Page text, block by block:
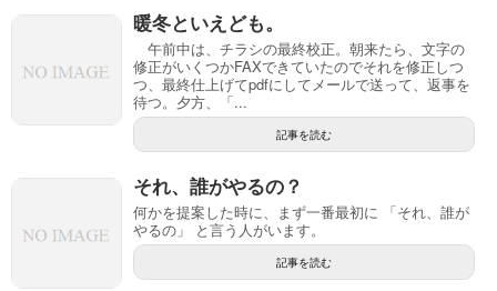
暖冬といえども。
午前中は、チラシの最終校正。朝来たら、文字の
修正がいくつかFAXできていたのでそれを修正しつ
つ、最終仕上げてpdfにしてメールで送って、返事を
待つ。夕方、「...
記事を読む
それ、誰がやるの？
何かを提案した時に、まず一番最初に 「それ、誰が
やるの」 と言う人がいます。
記事を読む